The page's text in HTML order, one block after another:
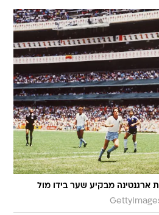
ארגנטינה מבקיע שער בידו מול